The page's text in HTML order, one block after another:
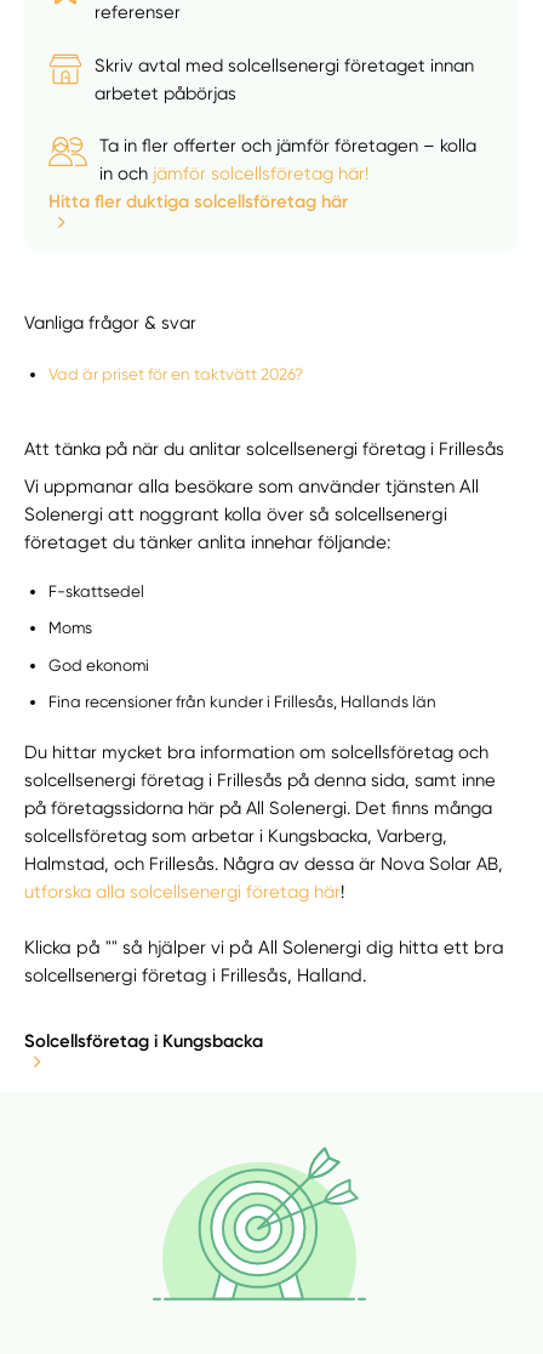
referenser
Skriv avtal med solcellsenergi företaget innan
arbetet påbörjas
Ta in fler offerter och jämför företagen – kolla
in och jämför solcellsföretag här!
Hitta fler duktiga solcellsföretag här
Vanliga frågor & svar
Vad är priset för en taktvätt 2026?
Att tänka på när du anlitar solcellsenergi företag i Frillesås
Vi uppmanar alla besökare som använder tjänsten All
Solenergi att noggrant kolla över så solcellsenergi
företaget du tänker anlita innehar följande:
F-skattsedel
Moms
God ekonomi
Fina recensioner från kunder i Frillesås, Hallands län
Du hittar mycket bra information om solcellsföretag och
solcellsenergi företag i Frillesås på denna sida, samt inne
på företagssidorna här på All Solenergi. Det finns många
solcellsföretag som arbetar i Kungsbacka, Varberg,
Halmstad, och Frillesås. Några av dessa är Nova Solar AB,
utforska alla solcellsenergi företag här!
Klicka på "" så hjälper vi på All Solenergi dig hitta ett bra
solcellsenergi företag i Frillesås, Halland.
Solcellsföretag i Kungsbacka